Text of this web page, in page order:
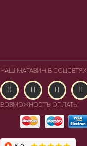
НАШ МАГАЗИН В СОЦСЕТЯХ
ВОЗМОЖНОСТЬ ОПЛАТЫ